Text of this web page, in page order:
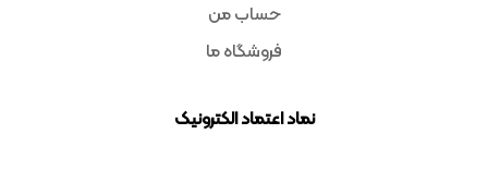
حساب من
فروشگاه ما
نماد اعتماد الکترونیک